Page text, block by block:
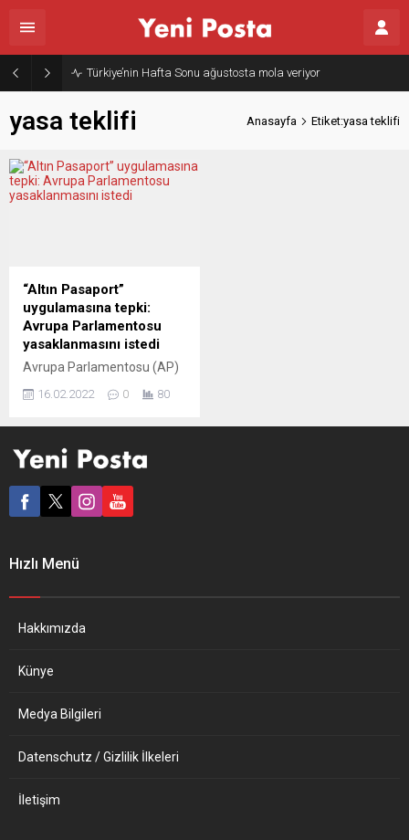
Türkiye’nin Hafta Sonu ağustosta mola veriyor
yasa teklifi Anasayfa Etiket:yasa teklifi
“Altın Pasaport”
uygulamasına tepki:
Avrupa Parlamentosu
yasaklanmasını istedi
Avrupa Parlamentosu (AP)
Birliği (AB) ülkelerinin
için çağrıda bulundu. AP’nin
İçişleri Komitesi, ”altın
pasaport” uygulamasının
getirilmesine yönelik yasa
kabul etti. AP milletvekilleri,
16.02.2022 0 80
Hızlı Menü
Hakkımızda
Künye
Medya Bilgileri
Datenschutz / Gizlilik İlkeleri
İletişim